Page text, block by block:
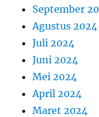
September
Agustus 2024
Juli 2024
Juni 2024
Mei 2024
April 2024
Maret 2024